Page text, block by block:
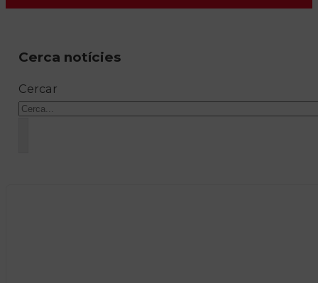
Cerca notícies
Cercar